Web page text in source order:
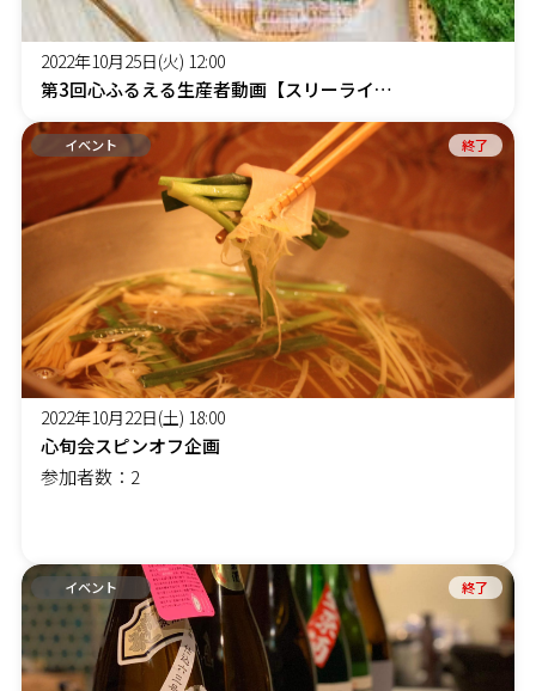
2022年10月25日(火) 12:00
第3回心ふるえる生産者動画【スリーラインズ株式会社 山内 美紀様】
イベント 終了
2022年10月22日(土) 18:00
心旬会スピンオフ企画
参加者数：2
イベント 終了